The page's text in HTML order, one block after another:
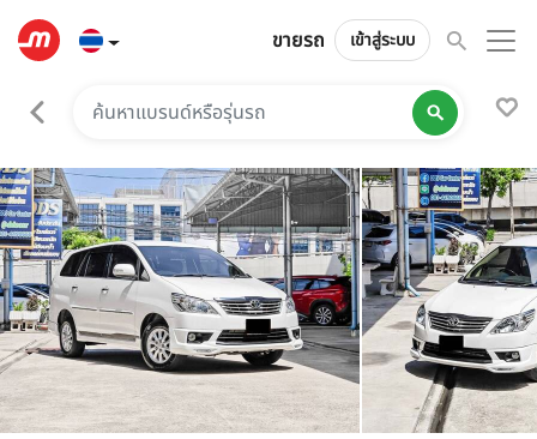
ขายรถ เข้าสู่ระบบ